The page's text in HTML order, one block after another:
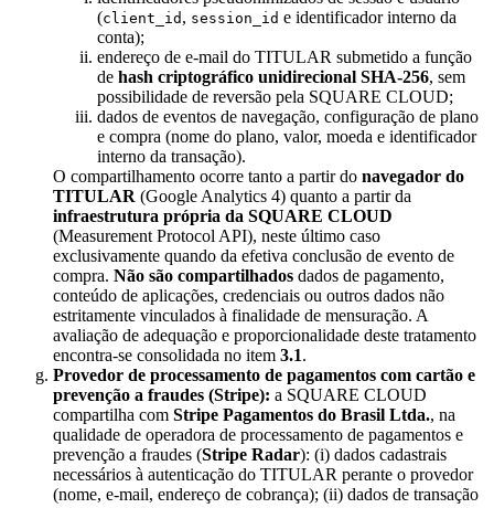
(client_id , session_id e identificador interno da
conta);
endereço de e-mail do TITULAR submetido a função
de hash criptográfico unidirecional SHA-256, sem
possibilidade de reversão pela SQUARE CLOUD;
dados de eventos de navegação, configuração de plano
e compra (nome do plano, valor, moeda e identificador
interno da transação).
O compartilhamento ocorre tanto a partir do navegador do
TITULAR (Google Analytics 4) quanto a partir da
infraestrutura própria da SQUARE CLOUD
(Measurement Protocol API), neste último caso
exclusivamente quando da efetiva conclusão de evento de
compra. Não são compartilhados dados de pagamento,
conteúdo de aplicações, credenciais ou outros dados não
estritamente vinculados à finalidade de mensuração. A
avaliação de adequação e proporcionalidade deste tratamento
encontra-se consolidada no item 3.1.
Provedor de processamento de pagamentos com cartão e
prevenção a fraudes (Stripe): a SQUARE CLOUD
compartilha com Stripe Pagamentos do Brasil Ltda., na
qualidade de operadora de processamento de pagamentos e
prevenção a fraudes (Stripe Radar): (i) dados cadastrais
necessários à autenticação do TITULAR perante o provedor
(nome, e-mail, endereço de cobrança); (ii) dados de transação